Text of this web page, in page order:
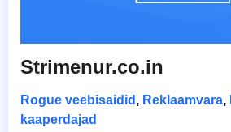
Strimenur.co.in
Rogue veebisaidid , Reklaamvara,
kaaperdajad